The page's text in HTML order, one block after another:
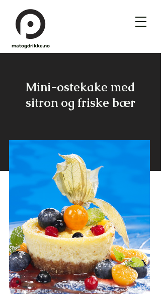
matogdrikke.no
Mini-ostekake med
sitron og friske bær